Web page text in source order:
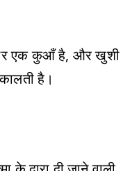
एक कुआँ है, और खुशी
है।